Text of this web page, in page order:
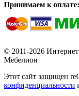
Принимаем к оплате:
© 2011-2026
Мебелион
Этот сайт защищен
конфиденциальности